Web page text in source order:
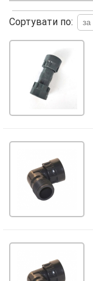
Сортувати по: